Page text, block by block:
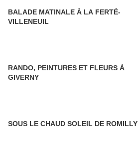
BALADE MATINALE À LA FERTÉ-
VILLENEUIL
RANDO, PEINTURES ET FLEURS À
GIVERNY
SOUS LE CHAUD SOLEIL DE ROMILLY